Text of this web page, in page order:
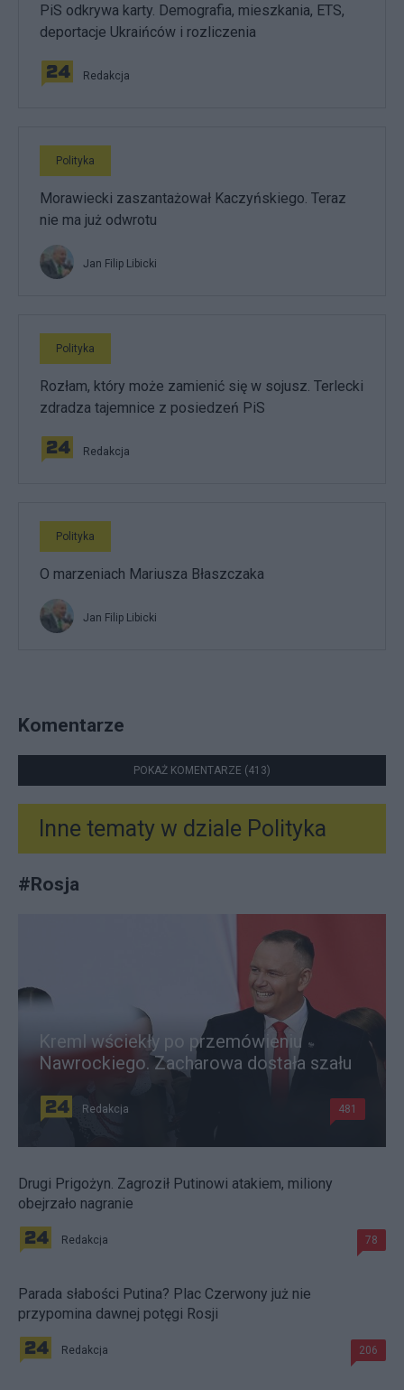
PiS odkrywa karty. Demografia, mieszkania, ETS,
deportacje Ukraińców i rozliczenia
Redakcja
Polityka
Morawiecki zaszantażował Kaczyńskiego. Teraz
nie ma już odwrotu
Jan Filip Libicki
Polityka
Rozłam, który może zamienić się w sojusz. Terlecki
zdradza tajemnice z posiedzeń PiS
Redakcja
Polityka
O marzeniach Mariusza Błaszczaka
Jan Filip Libicki
Komentarze
POKAŻ KOMENTARZE (413)
Inne tematy w dziale Polityka
#Rosja
Kreml wściekły po przemówieniu
Nawrockiego. Zacharowa dostała szału
Redakcja 481
Drugi Prigożyn. Zagroził Putinowi atakiem, miliony
obejrzało nagranie
Redakcja 78
Parada słabości Putina? Plac Czerwony już nie
przypomina dawnej potęgi Rosji
Redakcja 206